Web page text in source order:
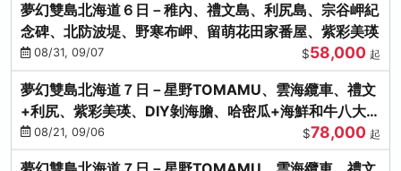
夢幻雙島北海道６日－稚內、禮文島、利尻島、宗谷岬紀
念碑、北防波堤、野寒布岬、留萌花田家番屋、紫彩美瑛
08/31, 09/07 $58,000 起
夢幻雙島北海道７日－星野TOMAMU、雲海纜車、禮文
+利尻、紫彩美瑛、DIY剝海膽、哈密瓜+海鮮和牛八大螃
蟹吃到飽
08/21, 09/06 $78,000 起